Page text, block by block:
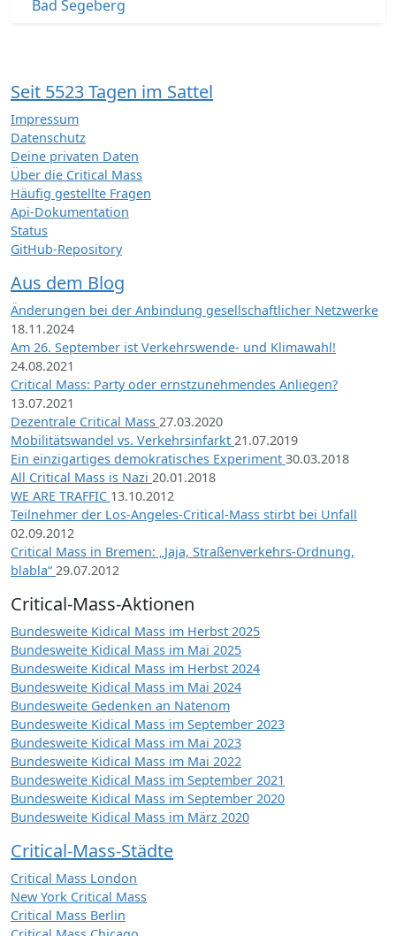
Bad Segeberg
Seit 5523 Tagen im Sattel
Impressum
Datenschutz
Deine privaten Daten
Über die Critical Mass
Häufig gestellte Fragen
Api-Dokumentation
Status
GitHub-Repository
Aus dem Blog
Änderungen bei der Anbindung gesellschaftlicher Netzwerke
18.11.2024
Am 26. September ist Verkehrswende- und Klimawahl!
24.08.2021
Critical Mass: Party oder ernstzunehmendes Anliegen?
13.07.2021
Dezentrale Critical Mass 27.03.2020
Mobilitätswandel vs. Verkehrsinfarkt 21.07.2019
Ein einzigartiges demokratisches Experiment 30.03.2018
All Critical Mass is Nazi 20.01.2018
WE ARE TRAFFIC 13.10.2012
Teilnehmer der Los-Angeles-Critical-Mass stirbt bei Unfall
02.09.2012
Critical Mass in Bremen: „Jaja, Straßenverkehrs-Ordnung,
blabla“ 29.07.2012
Critical-Mass-Aktionen
Bundesweite Kidical Mass im Herbst 2025
Bundesweite Kidical Mass im Mai 2025
Bundesweite Kidical Mass im Herbst 2024
Bundesweite Kidical Mass im Mai 2024
Bundesweite Gedenken an Natenom
Bundesweite Kidical Mass im September 2023
Bundesweite Kidical Mass im Mai 2023
Bundesweite Kidical Mass im Mai 2022
Bundesweite Kidical Mass im September 2021
Bundesweite Kidical Mass im September 2020
Bundesweite Kidical Mass im März 2020
Critical-Mass-Städte
Critical Mass London
New York Critical Mass
Critical Mass Berlin